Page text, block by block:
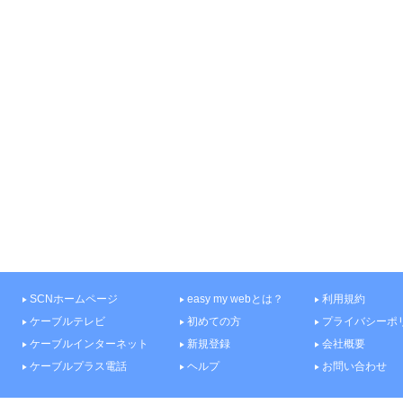
SCNホームページ
ケーブルテレビ
ケーブルインターネット
ケーブルプラス電話
easy my webとは？
初めての方
新規登録
ヘルプ
利用規約
プライバシーポ
会社概要
お問い合わせ